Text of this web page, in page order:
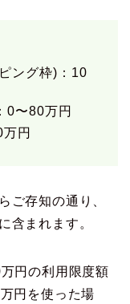
ング枠)：10
0〜80万円
円
ご存知の通り、
含まれます。
円の利用限度額
円を使った場